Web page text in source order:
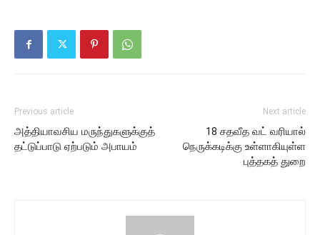
Previous article
அத்தியாவசிய மருந்துகளுக்குத்
தட்டுப்பாடு ஏற்படும் அபாயம்
Next article
18 சதவீத வட் வரியால்
நெருக்கடிக்கு உள்ளாகியுள்ள
புத்தகத் துறை